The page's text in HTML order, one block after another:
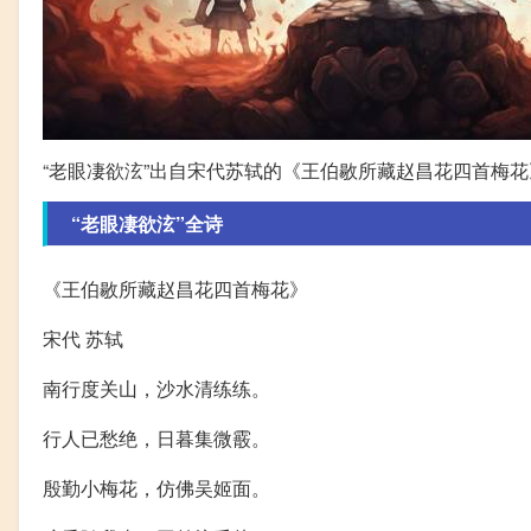
“老眼凄欲泫”出自宋代苏轼的《王伯敭所藏赵昌花四首梅
“老眼凄欲泫”全诗
《王伯敭所藏赵昌花四首梅花》
宋代 苏轼
南行度关山，沙水清练练。
行人已愁绝，日暮集微霰。
殷勤小梅花，仿佛吴姬面。